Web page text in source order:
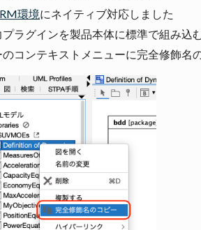
環境にネイティブ対応しました
ラグインを製品本体に標準で組み込
コンテキストメニューに完全修飾名